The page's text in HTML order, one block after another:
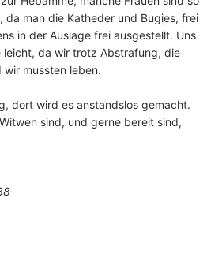
man die Katheder und Bugies, frei
in der Auslage frei ausgestellt. Uns
da wir trotz Abstrafung, die
mussten leben.
dort wird es anstandslos gemacht.
sind, und gerne bereit sind,